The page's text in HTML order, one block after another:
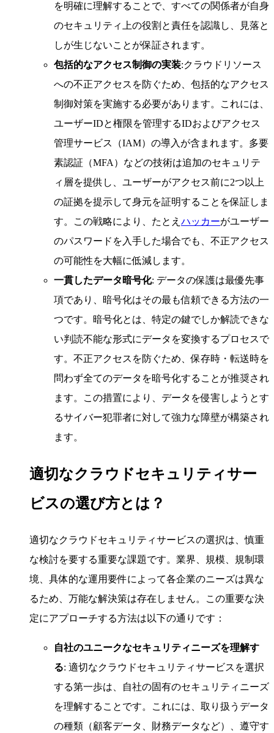
を明確に理解することで、すべての関係者が自身
のセキュリティ上の役割と責任を認識し、見落と
しが生じないことが保証されます。
包括的なアクセス制御の実装:クラウドリソース
への不正アクセスを防ぐため、包括的なアクセス
制御対策を実施する必要があります。これには、
ユーザーIDと権限を管理するIDおよびアクセス
管理サービス（IAM）の導入が含まれます。多要
素認証（MFA）などの技術は追加のセキュリテ
ィ層を提供し、ユーザーがアクセス前に2つ以上
の証拠を提示して身元を証明することを保証しま
す。この戦略により、たとえ ハッカーがユーザー
のパスワードを入手した場合でも、不正アクセス
の可能性を大幅に低減します。
一貫したデータ暗号化: データの保護は最優先事
項であり、暗号化はその最も信頼できる方法の一
つです。暗号化とは、特定の鍵でしか解読できな
い判読不能な形式にデータを変換するプロセスで
す。不正アクセスを防ぐため、保存時・転送時を
問わず全てのデータを暗号化することが推奨され
ます。この措置により、データを侵害しようとす
るサイバー犯罪者に対して強力な障壁が構築され
ます。
適切なクラウドセキュリティサー
ビスの選び方とは？
適切なクラウドセキュリティサービスの選択は、慎重
な検討を要する重要な課題です。業界、規模、規制環
境、具体的な運用要件によって各企業のニーズは異な
るため、万能な解決策は存在しません。この重要な決
定にアプローチする方法は以下の通りです：
自社のユニークなセキュリティニーズを理解す
る: 適切なクラウドセキュリティサービスを選択
する第一歩は、自社の固有のセキュリティニーズ
を理解することです。これには、取り扱うデータ
の種類（顧客データ、財務データなど）、遵守す